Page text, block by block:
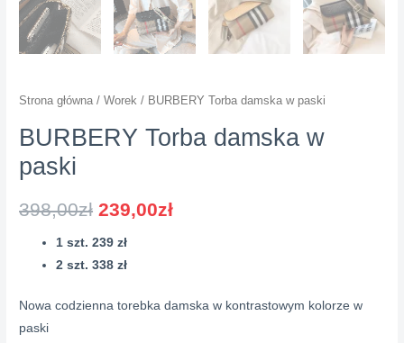
Strona główna /Worek / BURBERY Torba damska w paski
BURBERY Torba damska w
paski
398,00zł 239,00zł
1 szt. 239 zł
2 szt. 338 zł
Nowa codzienna torebka damska w kontrastowym kolorze w
paski